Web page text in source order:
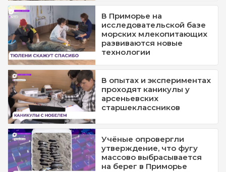
В Приморье на
исследовательской базе
морских млекопитающих
развиваются новые
технологии
В опытах и экспериментах
проходят каникулы у
арсеньевских
старшеклассников
Учёные опровергли
утверждение, что фугу
массово выбрасывается
на берег в Приморье